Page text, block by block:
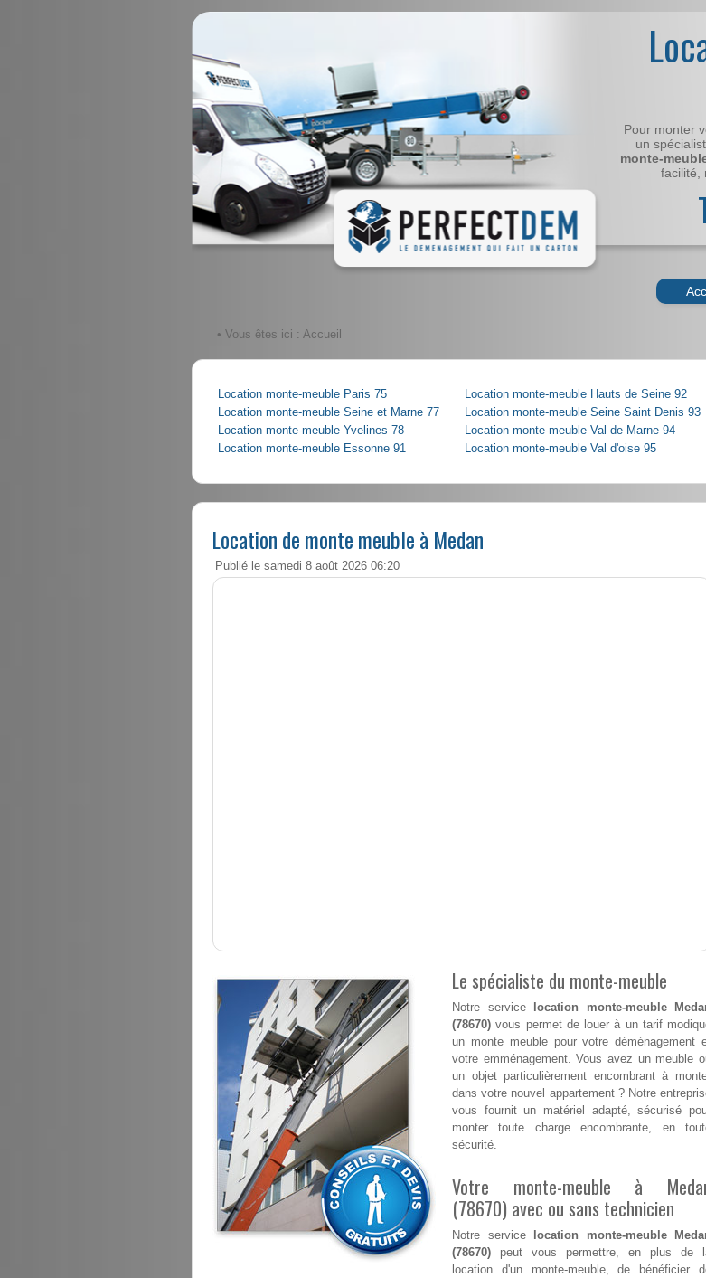
Pour monter
un
monte-
facilité,
• Vous êtes ici : Accueil
Location monte-meuble Paris 75
Location monte-meuble Seine et Marne 77
Location monte-meuble Yvelines 78
Location monte-meuble Essonne 91
Location monte-meuble Hauts de Seine 92
Location monte-meuble Seine Saint Denis 93
Location monte-meuble Val de Marne 94
Location monte-meuble Val d'oise 95
Location de monte meuble à Medan
Publié le samedi 8 août 2026 06:20
Le spécialiste du monte-meuble
Notre service
location monte-meuble
(78670) vous permet de louer à un tarif
un monte meuble pour votre déménagement
votre emménagement. Vous avez un meuble
un objet particulièrement encombrant à
dans votre nouvel appartement ? Notre
vous fournit un matériel adapté, sécurisé
monter toute charge encombrante, en
sécurité.
Votre monte-meuble à
(78670) avec ou sans technicien
Notre service
location monte-meuble
(78670) peut vous permettre, en plus de
location d'un monte-meuble, de bénéficier